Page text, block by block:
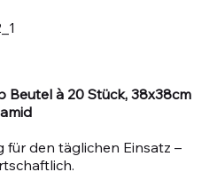
Beutel à 20 Stück, 38x38cm
für den täglichen Einsatz –